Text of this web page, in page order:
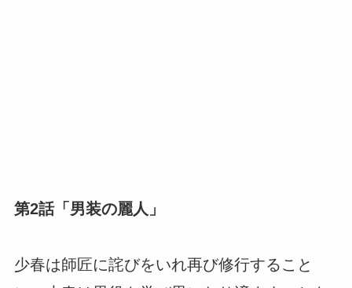
第2話「男装の麗人」
少春は師匠に詫びをいれ再び修行すること